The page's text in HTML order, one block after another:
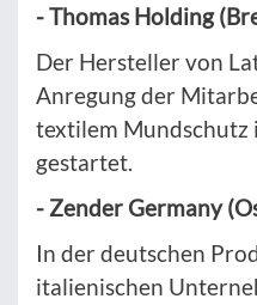
- Thomas Holding
Der Hersteller von
Anregung der
textilem Mundschutz
gestartet.
- Zender Germany
In der deutschen
italienischen